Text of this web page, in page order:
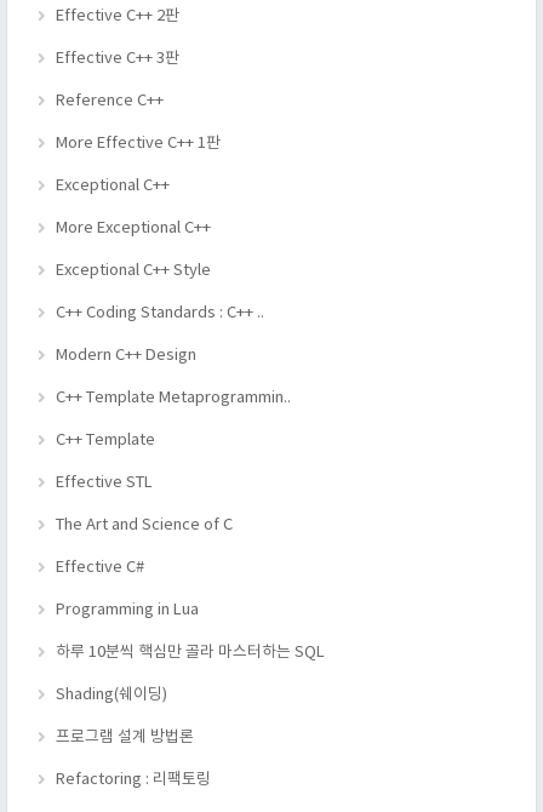
Effective C++ 2판
Effective C++ 3판
Reference C++
More Effective C++ 1판
Exceptional C++
More Exceptional C++
Exceptional C++ Style
C++ Coding Standards : C++ ..
Modern C++ Design
C++ Template Metaprogrammin..
C++ Template
Effective STL
The Art and Science of C
Effective C#
Programming in Lua
하루 10분씩 핵심만 골라 마스터하는 SQL
Shading(쉐이딩)
프로그램 설계 방법론
Refactoring : 리팩토링